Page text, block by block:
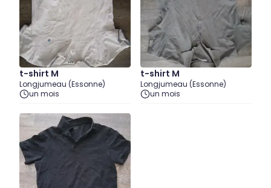
t-shirt M
Longjumeau (Essonne)
un mois
t-shirt M
Longjumeau (Essonne)
un mois